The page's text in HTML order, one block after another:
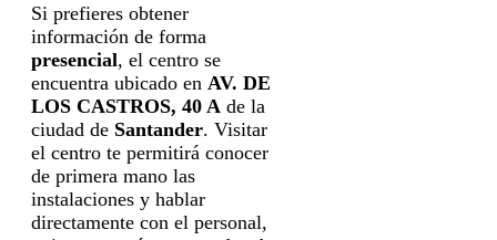
Si prefieres obtener
información de forma
presencial, el centro se
encuentra ubicado en AV. DE
LOS CASTROS, 40 A de la
ciudad de Santander. Visitar
el centro te permitirá conocer
de primera mano las
instalaciones y hablar
directamente con el personal,